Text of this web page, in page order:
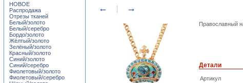
← →
Православный
Детали
Артикул
НОВОЕ
Распродажа
Отрезы тканей
Белый/золото
Белый/серебро
Бордо/золото
Жёлтый/золото
Зелёный/золото
Красный/золото
Синий/золото
Синий/серебро
Фиолетовый/золото
Фиолетовый/серебро